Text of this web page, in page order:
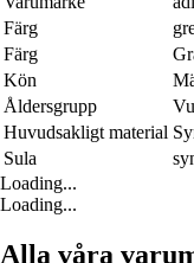
Färg
Färg
Kön
Åldersgrupp
Huvudsakligt material
Sula
Loading...
Loading...
Alla våra